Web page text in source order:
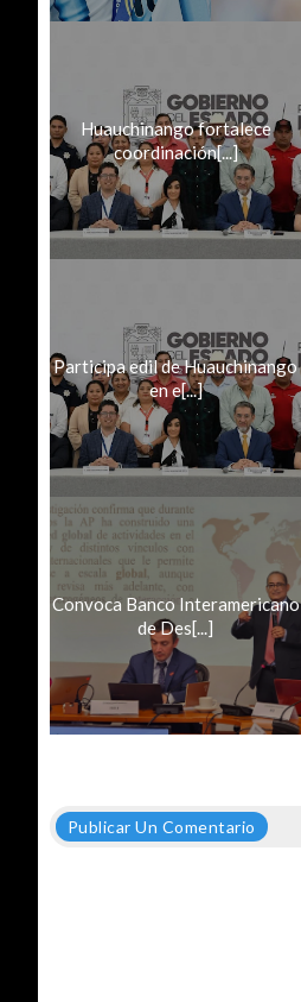
Huauchinango fortalece
coordinación[...]
Participa edil de Huauchinango
en e[...]
Convoca Banco Interamericano
de Des[...]
Publicar Un Comentario